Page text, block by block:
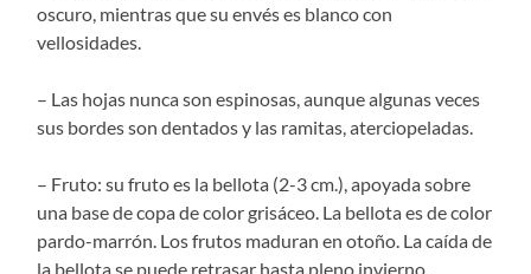
oscuro, mientras que su envés es blanco con
vellosidades.
– Las hojas nunca son espinosas, aunque algunas veces
sus bordes son dentados y las ramitas, aterciopeladas.
– Fruto: su fruto es la bellota (2-3 cm.), apoyada sobre
una base de copa de color grisáceo. La bellota es de color
pardo-marrón. Los frutos maduran en otoño. La caída de
la bellota se puede retrasar hasta pleno invierno.